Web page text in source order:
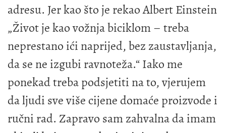
adresu. Jer kao što je rekao Albert Einstein
„Život je kao vožnja biciklom – treba
neprestano ići naprijed, bez zaustavljanja,
da se ne izgubi ravnoteža.“ Iako me
ponekad treba podsjetiti na to, vjerujem
da ljudi sve više cijene domaće proizvode i
ručni rad. Zapravo sam zahvalna da imam